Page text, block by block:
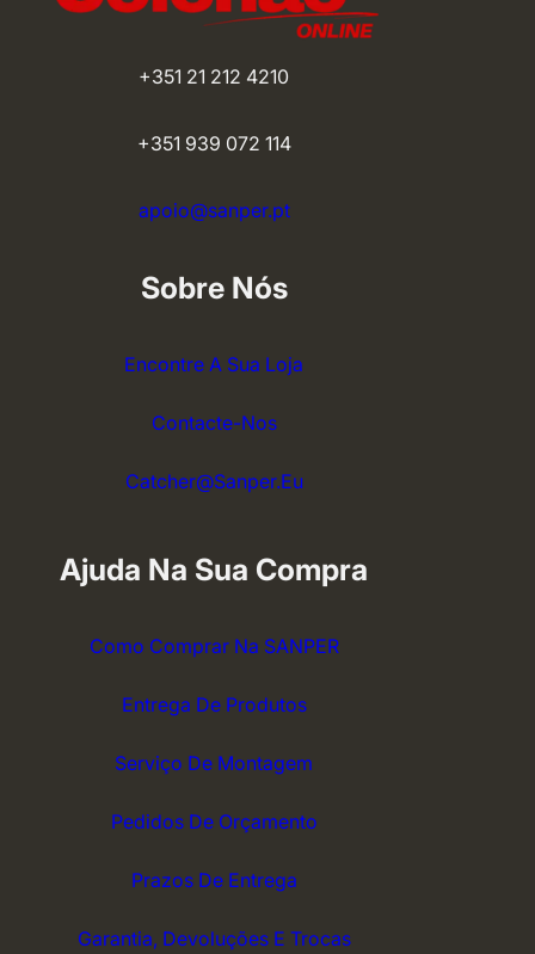
+351 21 212 4210
+351 939 072 114
apoio@sanper.pt
Sobre Nós
Encontre A Sua Loja
Contacte-Nos
Catcher@sanper.eu
Ajuda Na Sua Compra
Como Comprar Na SANPER
Entrega De Produtos
Serviço De Montagem
Pedidos De Orçamento
Prazos De Entrega
Garantia, Devoluções E Trocas